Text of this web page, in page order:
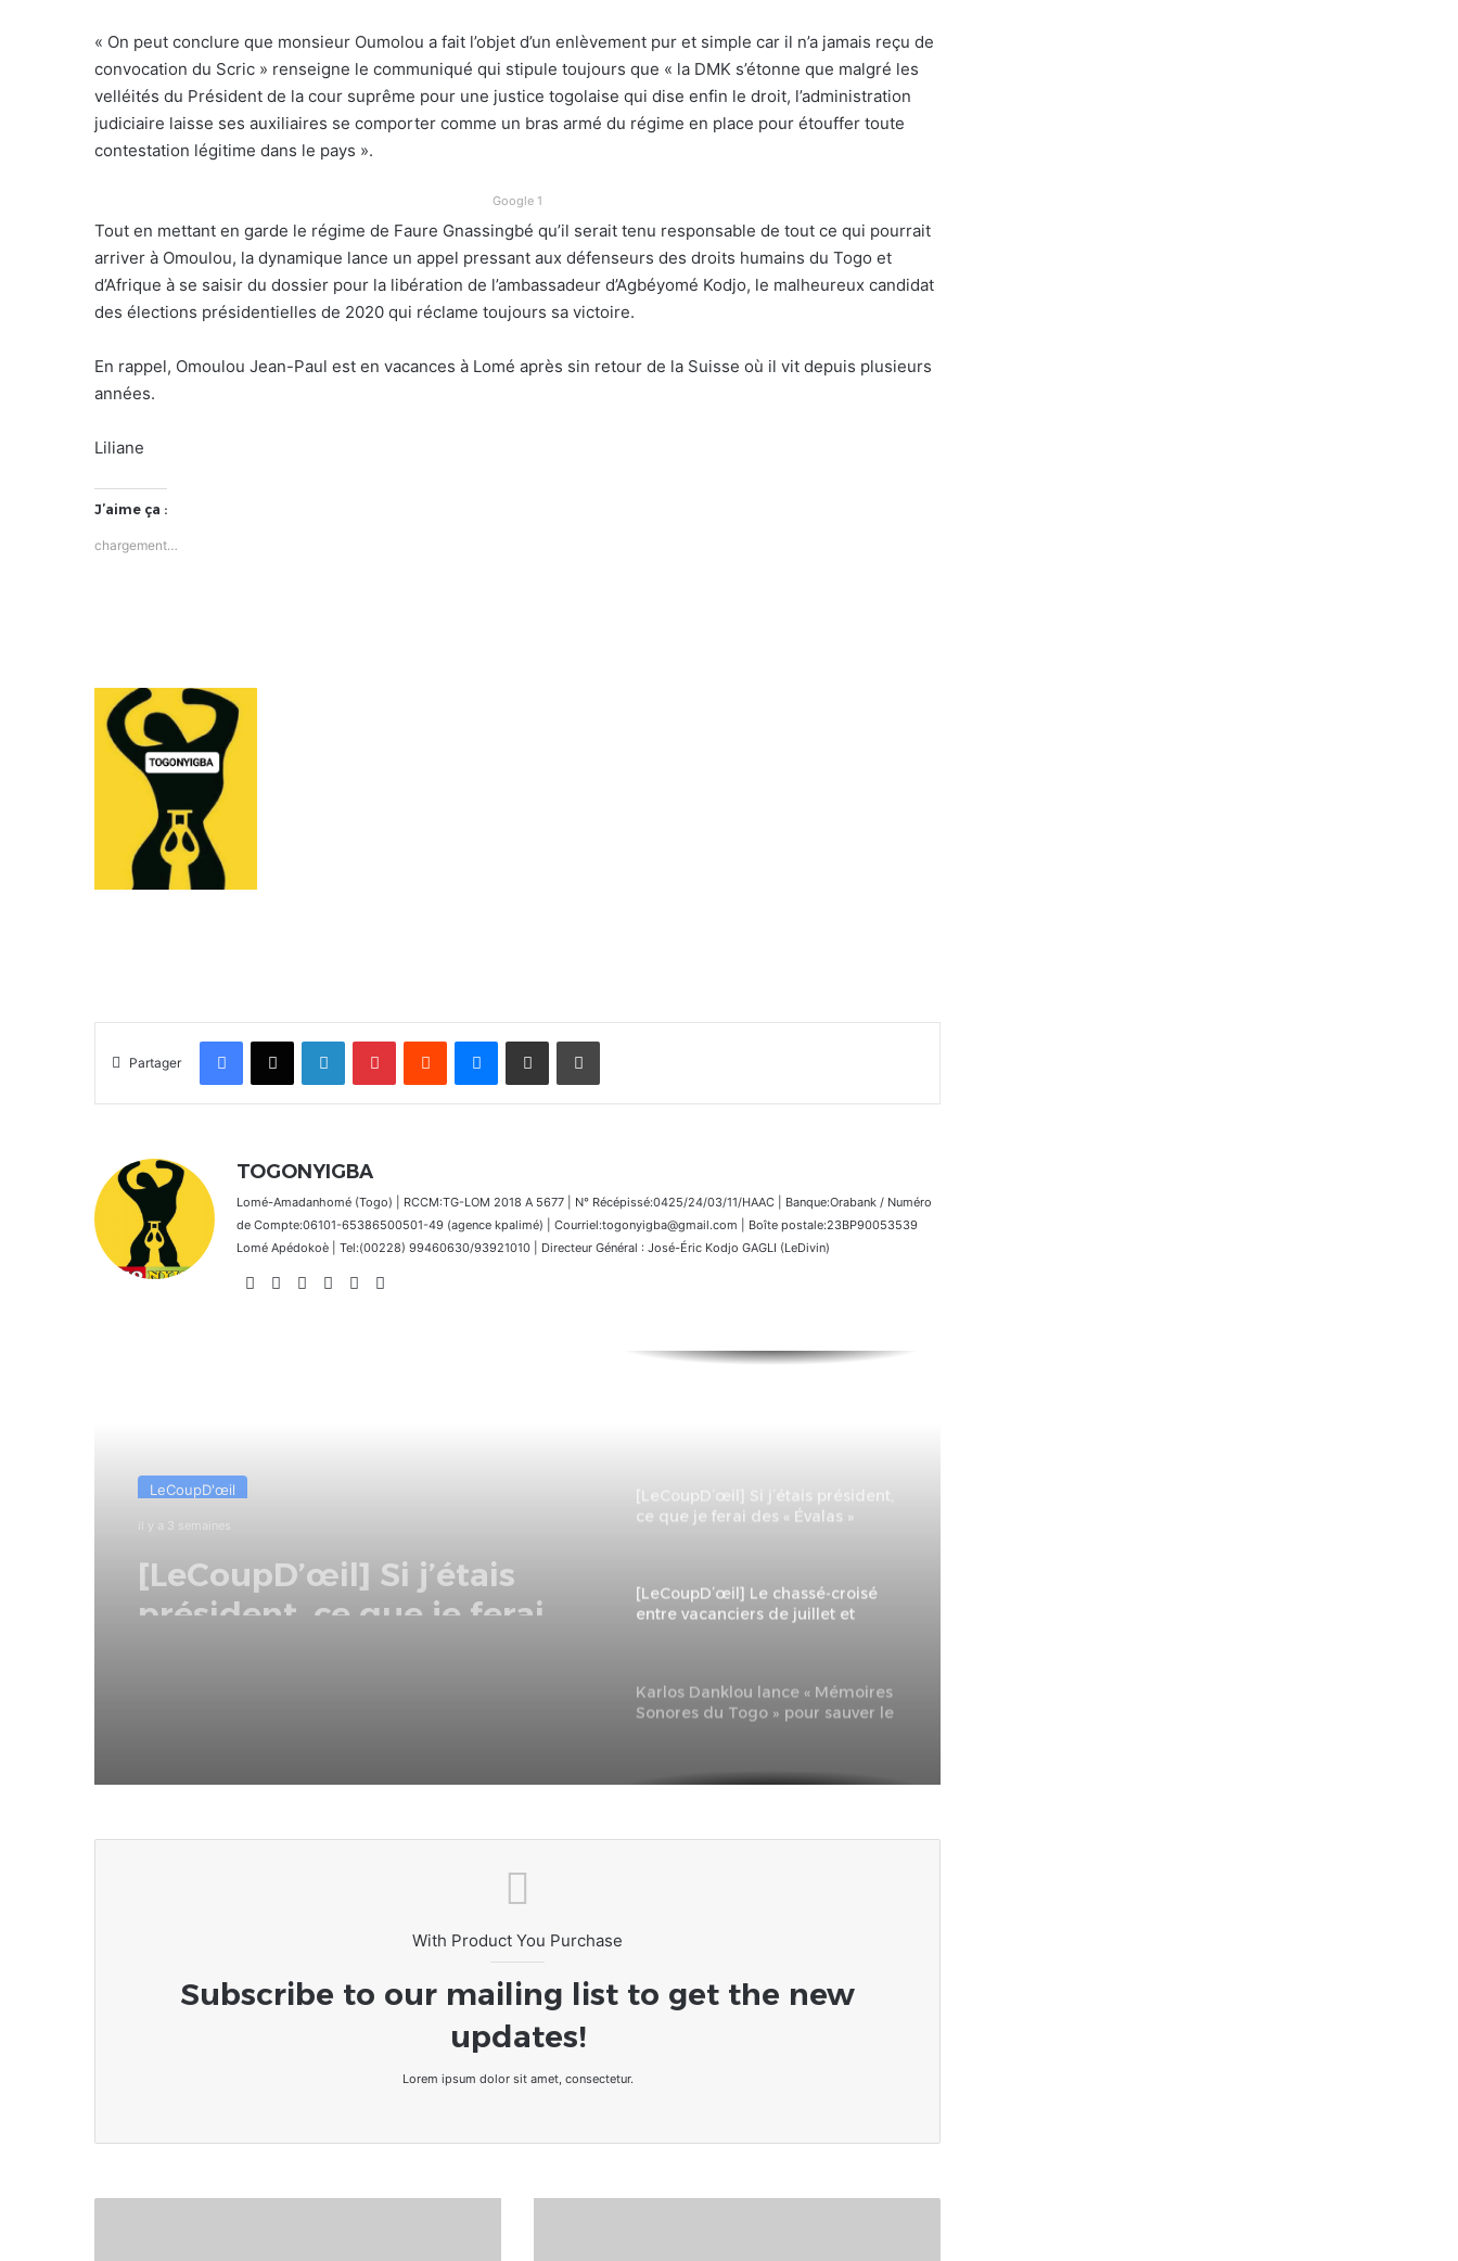
« On peut conclure que monsieur Oumolou a fait l’objet d’un enlèvement pur et simple car il n’a jamais reçu de
convocation du Scric » renseigne le communiqué qui stipule toujours que « la DMK s’étonne que malgré les
velléités du Président de la cour suprême pour une justice togolaise qui dise enfin le droit, l’administration
judiciaire laisse ses auxiliaires se comporter comme un bras armé du régime en place pour étouffer toute
contestation légitime dans le pays ».
Google 1
Tout en mettant en garde le régime de Faure Gnassingbé qu’il serait tenu responsable de tout ce qui pourrait
arriver à Omoulou, la dynamique lance un appel pressant aux défenseurs des droits humains du Togo et
d’Afrique à se saisir du dossier pour la libération de l’ambassadeur d’Agbéyomé Kodjo, le malheureux candidat
des élections présidentielles de 2020 qui réclame toujours sa victoire.
En rappel, Omoulou Jean-Paul est en vacances à Lomé après sin retour de la Suisse où il vit depuis plusieurs
années.
Liliane
J’aime ça :
chargement…
Partager
FacebookX Linkedin PinterestReddit MessengerPartager par email Imprimer
TOGONYIGBA
Lomé-Amadanhomé (Togo) | RCCM:TG-LOM 2018 A 5677 | N° Récépissé:0425/24/03/11/HAAC | Banque:Orabank / Numéro
de Compte:06101-65386500501-49 (agence kpalimé) | Courriel:togonyigba@gmail.com | Boîte postale:23BP90053539
Lomé Apédokoè | Tel:(00228) 99460630/93921010 | Directeur Général : José-Éric Kodjo GAGLI (LeDivin)
WebsiteFacebook
X LinkedinInstagram
Actualités
[LeCoupD’œil] Le chassé-
croisé entre vacanciers de
[LeCoupD’œil] Si j’étais président,
ce que je ferai des « Évalas »
[LeCoupD’œil] Le chassé-croisé
entre vacanciers de juillet et
Karlos Danklou lance « Mémoires
Sonores du Togo » pour sauver le
With Product You Purchase
Subscribe to our mailing list to get the new
updates!
Lorem ipsum dolor sit amet, consectetur.